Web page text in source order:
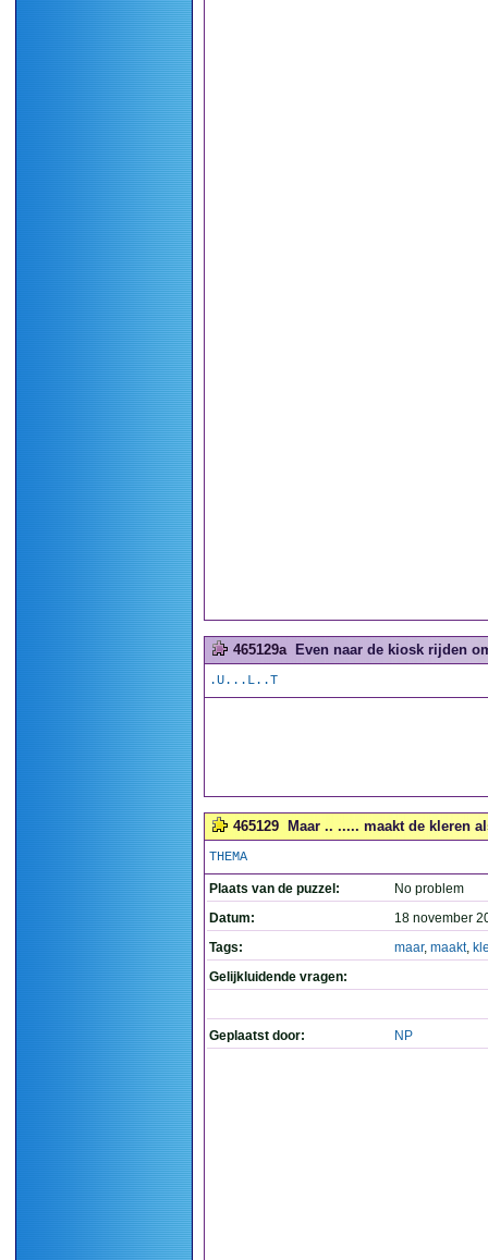
465129a Even naar de kiosk rijden
.U...L..T
465129 Maar .. ..... maakt de kleren
THEMA
Plaats van de puzzel:
No problem
Datum:
18 november
Tags:
maar, maakt,
Gelijkluidende vragen:
Geplaatst door: NP